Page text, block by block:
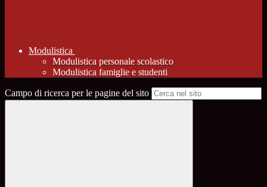
Modulistica
Modulistica personale scolastico
Modulistica famiglie e studenti
Campo di ricerca per le pagine del sito